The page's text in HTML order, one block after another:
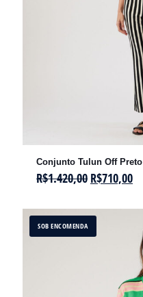
Conjunto Tulun Off Preto
R$1.420,00 R$710,00
SOB ENCOMENDA